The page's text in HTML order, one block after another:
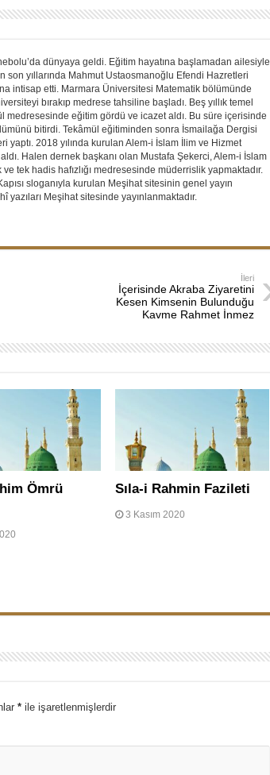
dünyaya geldi. Eğitim hayatına başlamadan ailesiyle
son yıllarında Mahmut Ustaosmanoğlu Efendi Hazretleri
intisap etti. Marmara Üniversitesi Matematik bölümünde
bırakıp medrese tahsiline başladı. Beş yıllık temel
medresesinde eğitim gördü ve icazet aldı. Bu süre içerisinde
bitirdi. Tekâmül eğitiminden sonra İsmailağa Dergisi
2018 yılında kurulan Alem-i İslam İlim ve Hizmet
Halen dernek başkanı olan Mustafa Şekerci, Alem-i İslam
tek hadis hafızlığı medresesinde müderrislik yapmaktadır.
sloganıyla kurulan Meşihat sitesinin genel yayın
Meşihat sitesinde yayınlanmaktadır.
İleri
İçerisinde Akraba Ziyaretini
Kesen Kimsenin Bulunduğu
Kavme Rahmet İnmez
Ömrü
Sıla-i Rahmin Fazileti
3 Kasım 2020
*ile işaretlenmişlerdir